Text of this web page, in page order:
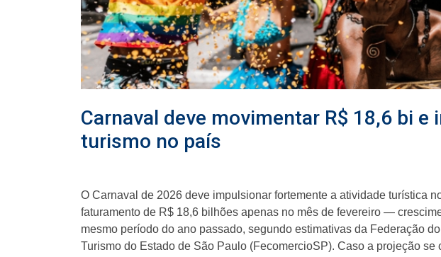
Carnaval deve movimentar R$ 18,6 bi e
turismo no país
O Carnaval de 2026 deve impulsionar fortemente a atividade turística
faturamento de R$ 18,6 bilhões apenas no mês de fevereiro —
mesmo período do ano passado, segundo estimativas da Federação
Turismo do Estado de São Paulo (FecomercioSP). Caso a projeção se